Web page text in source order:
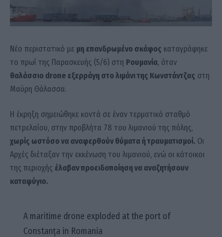
Νέο περιστατικό με μη επανδρωμένο σκάφος καταγράφηκε
το πρωί της Παρασκευής (5/6) στη Ρουμανία, όταν
θαλάσσιο drone εξερράγη στο λιμάνι της Κωνστάντζας στη
Μαύρη Θάλασσα.
Η έκρηξη σημειώθηκε κοντά σε έναν τερματικό σταθμό
πετρελαίου, στην προβλήτα 78 του λιμανιού της πόλης,
χωρίς ωστόσο να αναφερθούν θύματα ή τραυματισμοί. Οι
Αρχές διέταξαν την εκκένωση του λιμανιού, ενώ οι κάτοικοι
της περιοχής έλαβαν προειδοποίηση να αναζητήσουν
καταφύγιο.
A maritime drone exploded at the port of
Constanța in Romania